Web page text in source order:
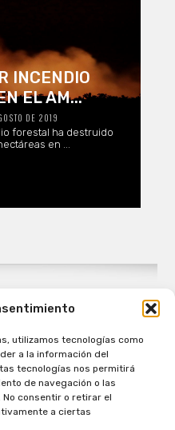
utilizamos tecnologías como
a la información del
tecnologías nos permitirá
de navegación o las
consentir o retirar el
a ciertas
INCENDIO
EL AM...
DE 2019
forestal ha destruido
en ...
los derechos